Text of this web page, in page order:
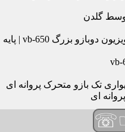
گلدن
قیمت و خرید براکت دیواری تلویزیون دوبازو بزرگ vb-650 | پایه
تک بازو متحرک پروانه ای
ای
| براکت دیواری تلویزیون